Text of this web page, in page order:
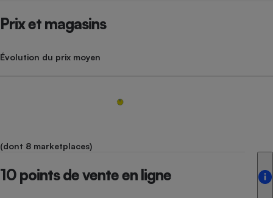
Prix et magasins
Évolution du prix moyen
(dont 8 marketplaces)
10 points de vente en ligne